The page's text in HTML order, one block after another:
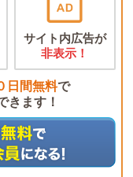
サイト内広告が
非表示！
日間無料で
きます！